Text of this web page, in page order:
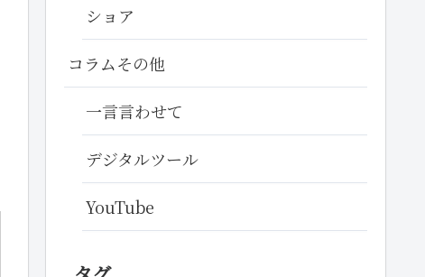
ショア
コラムその他
一言言わせて
デジタルツール
YouTube